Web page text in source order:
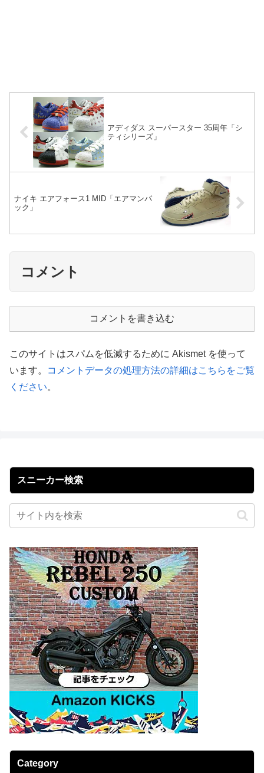
アディダス スーパースター 35周年「シ
ティシリーズ」
ナイキ エアフォース1 MID「エアマンパ
ック」
コメント
コメントを書き込む
このサイトはスパムを低減するために Akismet を使って
います。
コメントデータの処理方法の詳細はこちらをご覧
ください。
スニーカー検索
Category